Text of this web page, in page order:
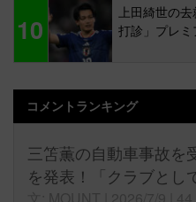
10
上田綺世の
打診」プレ
コメントランキング
三笘薫の自動車事故を
を発表！「クラブとし